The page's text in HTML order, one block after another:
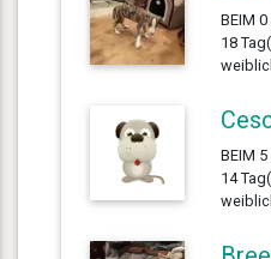
BEIM
18
BEIM
14